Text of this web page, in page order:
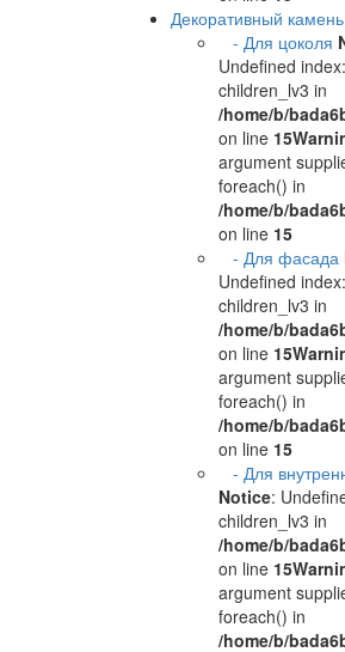
Декоративный камень
- Для цоколя
Undefined index:
children_lv3 in
/home/b/
on line 15
argument
foreach() in
/home/b/
on line 15
- Для фасада
Undefined index:
children_lv3 in
/home/b/
on line 15
argument
foreach() in
/home/b/
on line 15
- Для
Notice:
children_lv3 in
/home/b/
on line 15
argument
foreach() in
/home/b/